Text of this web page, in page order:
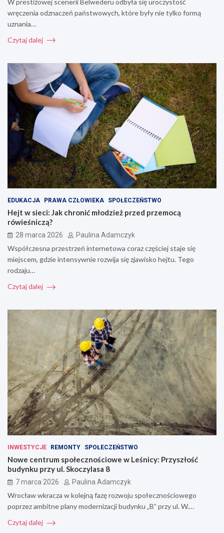
wręczenia odznaczeń państwowych, które były nie tylko formą
uznania…
Czytaj dalej
EDUKACJA PRAWA CZŁOWIEKA SPOŁECZEŃSTWO
Hejt w sieci: Jak chronić młodzież przed przemocą
rówieśniczą?
28 marca 2026 Paulina Adamczyk
Współczesna przestrzeń internetowa coraz częściej staje się
miejscem, gdzie intensywnie rozwija się zjawisko hejtu. Tego
rodzaju…
Czytaj dalej
INWESTYCJE REMONTY SPOŁECZEŃSTWO
Nowe centrum społecznościowe w Leśnicy: Przyszłość
budynku przy ul. Skoczylasa 8
7 marca 2026 Paulina Adamczyk
Wrocław wkracza w kolejną fazę rozwoju społecznościowego
poprzez ambitne plany modernizacji budynku „B” przy ul. W.…
Czytaj dalej